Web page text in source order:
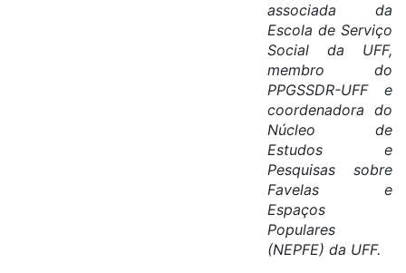
associada da
Escola de Serviço
Social da UFF,
membro do
PPGSSDR-UFF e
coordenadora do
Núcleo de
Estudos e
Pesquisas sobre
Favelas e
Espaços
Populares
(NEPFE) da UFF.